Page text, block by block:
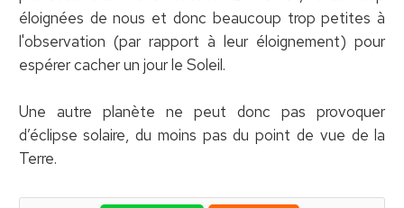
éloignées de nous et donc beaucoup trop petites à
l'observation (par rapport à leur éloignement) pour
espérer cacher un jour le Soleil.
Une autre planète ne peut donc pas provoquer
d’éclipse solaire, du moins pas du point de vue de la
Terre.